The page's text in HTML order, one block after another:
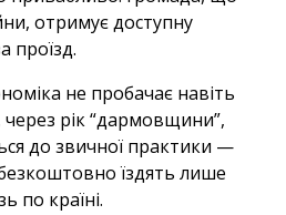
отримує доступну
проїзд.
не пробачає навіть
через рік “дармовщини”,
до звичної практики —
їздять лише
по країні.